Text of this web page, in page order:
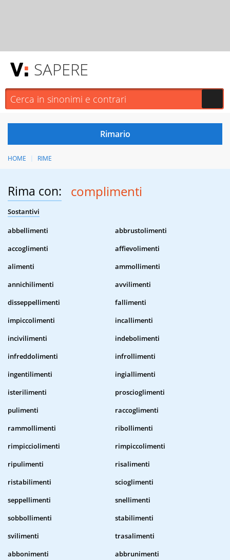
SAPERE
HOME RIME
Rima con: complimenti
Sostantivi
abbellimenti
abbrustolimenti
accoglimenti
affievolimenti
alimenti
ammollimenti
annichilimenti
avvilimenti
disseppellimenti
fallimenti
impiccolimenti
incallimenti
incivilimenti
indebolimenti
infreddolimenti
infrollimenti
ingentilimenti
ingiallimenti
isterilimenti
proscioglimenti
pulimenti
raccoglimenti
rammollimenti
ribollimenti
rimpicciolimenti
rimpiccolimenti
ripulimenti
risalimenti
ristabilimenti
scioglimenti
seppellimenti
snellimenti
sobbollimenti
stabilimenti
svilimenti
trasalimenti
abbonimenti
abbrunimenti